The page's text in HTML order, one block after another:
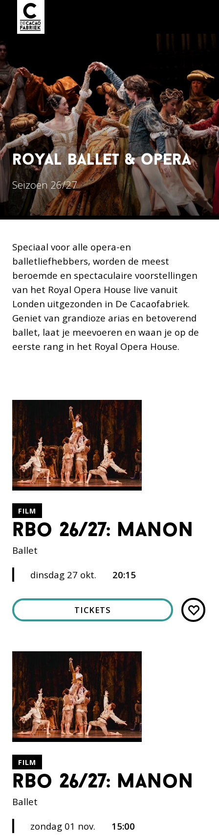
royal ballet & opera
Seizoen 26/27
Speciaal voor alle opera-en
balletliefhebbers, worden de meest
beroemde en spectaculaire voorstellingen
van het Royal Opera House live vanuit
Londen uitgezonden in De Cacaofabriek.
Geniet van grandioze arias en betoverend
ballet, laat je meevoeren en waan je op de
eerste rang in het Royal Opera House.
rbo 26/27: manon
Ballet
FILM
dinsdag 27 okt. 20:15
TICKETS
rbo 26/27: manon
Ballet
FILM
zondag 01 nov. 15:00